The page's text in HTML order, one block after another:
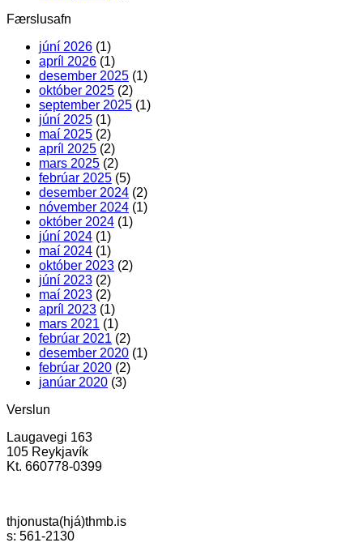
Færslusafn
júní 2026 (1)
apríl 2026 (1)
desember 2025 (1)
október 2025 (2)
september 2025 (1)
júní 2025 (1)
maí 2025 (2)
apríl 2025 (2)
mars 2025 (2)
febrúar 2025 (5)
desember 2024 (2)
nóvember 2024 (1)
október 2024 (1)
júní 2024 (1)
maí 2024 (1)
október 2023 (2)
júní 2023 (2)
maí 2023 (2)
apríl 2023 (1)
mars 2021 (1)
febrúar 2021 (2)
desember 2020 (1)
febrúar 2020 (2)
janúar 2020 (3)
Verslun
Laugavegi 163
105 Reykjavík
Kt. 660778-0399
thjonusta(hjá)thmb.is
s: 561-2130